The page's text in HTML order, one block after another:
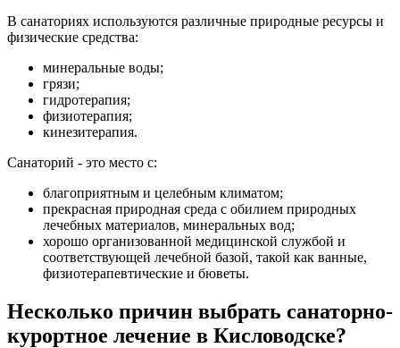
В санаториях используются различные природные ресурсы и
физические средства:
минеральные воды;
грязи;
гидротерапия;
физиотерапия;
кинезитерапия.
Санаторий - это место с:
благоприятным и целебным климатом;
прекрасная природная среда с обилием природных
лечебных материалов, минеральных вод;
хорошо организованной медицинской службой и
соответствующей лечебной базой, такой как ванные,
физиотерапевтические и бюветы.
Несколько причин выбрать санаторно-
курортное лечение в Кисловодске?